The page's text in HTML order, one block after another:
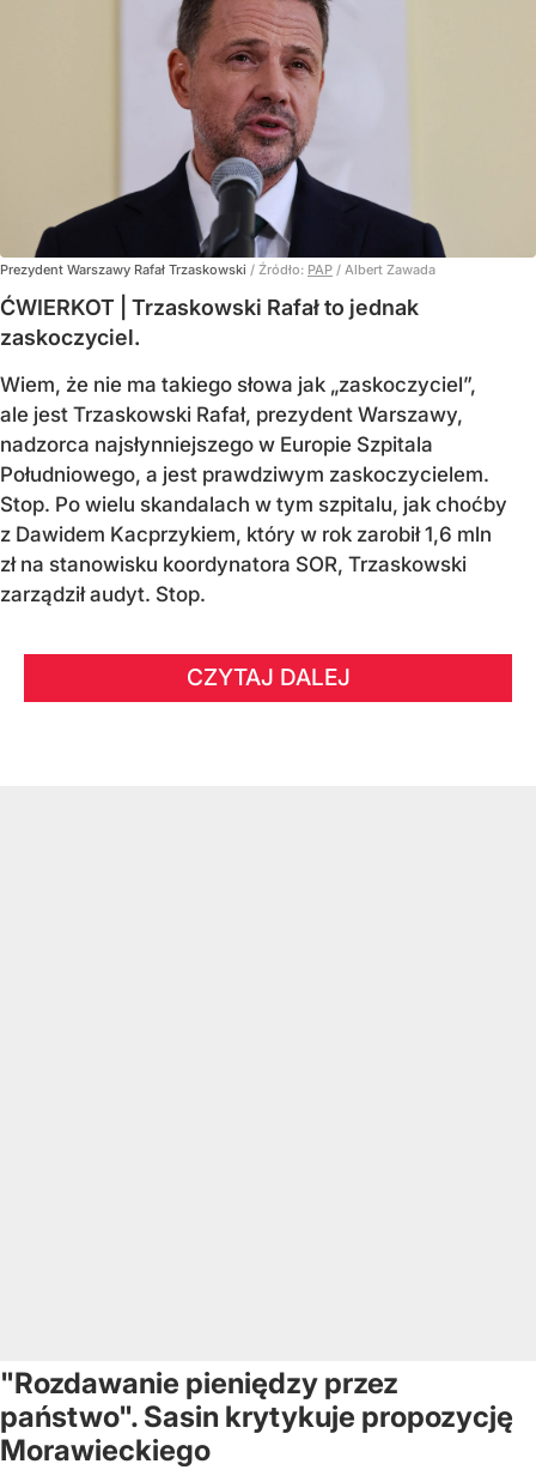
Prezydent Warszawy Rafał Trzaskowski / Źródło: PAP / Albert Zawada
ĆWIERKOT | Trzaskowski Rafał to jednak
zaskoczyciel.
Wiem, że nie ma takiego słowa jak „zaskoczyciel”,
ale jest Trzaskowski Rafał, prezydent Warszawy,
nadzorca najsłynniejszego w Europie Szpitala
Południowego, a jest prawdziwym zaskoczycielem.
Stop. Po wielu skandalach w tym szpitalu, jak choćby
z Dawidem Kacprzykiem, który w rok zarobił 1,6 mln
zł na stanowisku koordynatora SOR, Trzaskowski
zarządził audyt. Stop.
CZYTAJ DALEJ
"Rozdawanie pieniędzy przez
państwo". Sasin krytykuje propozycję
Morawieckiego